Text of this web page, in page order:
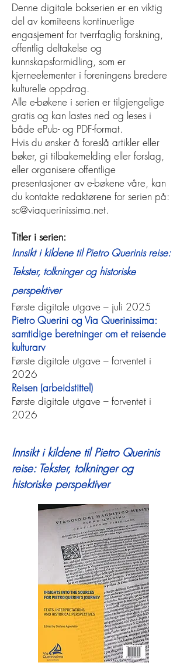
Denne digitale bokserien er en viktig
del av komiteens kontinuerlige
engasjement for tverrfaglig forskning,
offentlig deltakelse og
kunnskapsformidling, som er
kjerneelementer i foreningens bredere
kulturelle oppdrag.
Alle e-bøkene i serien er tilgjengelige
gratis og kan lastes ned og leses i
både ePub- og PDF-format.
Hvis du ønsker å foreslå artikler eller
bøker, gi tilbakemelding eller forslag,
eller organisere offentlige
presentasjoner av e-bøkene våre, kan
du kontakte redaktørene for serien på:
sc@viaquerinissima.net.
Titler i serien:
Innsikt i kildene til Pietro Querinis reise:
Tekster, tolkninger og historiske
perspektiver
Første digitale utgave – juli 2025
Pietro Querini og Via Querinissima:
samtidige beretninger om et reisende
kulturarv
Første digitale utgave – forventet i
2026
Reisen (arbeidstittel)
Første digitale utgave – forventet i
2026
Innsikt i kildene til Pietro Querinis
reise: Tekster, tolkninger og
historiske perspektiver